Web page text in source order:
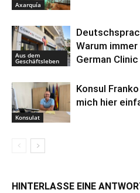
Axarquía
Aus dem
Geschäftsleben
Warum
German
Konsulat
Konsul
mich hier
HINTERLASSE EINE